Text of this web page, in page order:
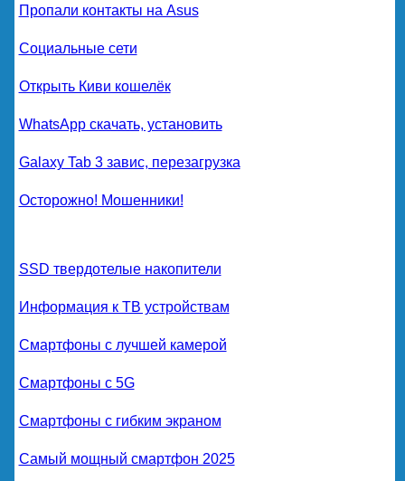
Пропали контакты на Asus
Социальные сети
Открыть Киви кошелёк
WhatsApp скачать, установить
Galaxy Tab 3 завис, перезагрузка
Осторожно! Мошенники!
SSD твердотелые накопители
Информация к ТВ устройствам
Смартфоны с лучшей камерой
Смартфоны с 5G
Смартфоны с гибким экраном
Самый мощный смартфон 2025